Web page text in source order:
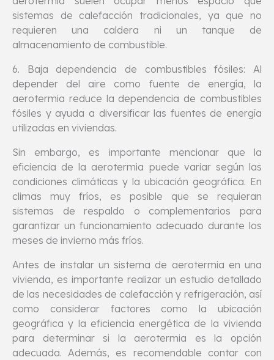
sistemas de calefacción tradicionales, ya que no
requieren una caldera ni un tanque de
almacenamiento de combustible.
6. Baja dependencia de combustibles fósiles: Al
depender del aire como fuente de energía, la
aerotermia reduce la dependencia de combustibles
fósiles y ayuda a diversificar las fuentes de energía
utilizadas en viviendas.
Sin embargo, es importante mencionar que la
eficiencia de la aerotermia puede variar según las
condiciones climáticas y la ubicación geográfica. En
climas muy fríos, es posible que se requieran
sistemas de respaldo o complementarios para
garantizar un funcionamiento adecuado durante los
meses de invierno más fríos.
Antes de instalar un sistema de aerotermia en una
vivienda, es importante realizar un estudio detallado
de las necesidades de calefacción y refrigeración, así
como considerar factores como la ubicación
geográfica y la eficiencia energética de la vivienda
para determinar si la aerotermia es la opción
adecuada. Además, es recomendable contar con